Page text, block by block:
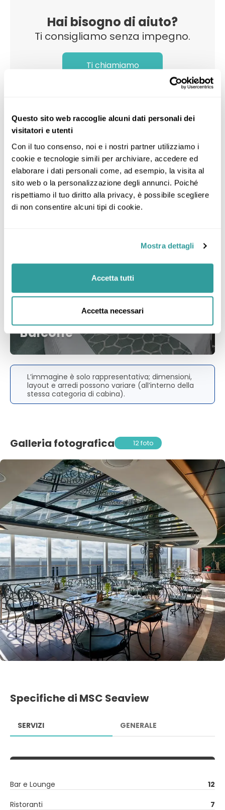
Questo sito web raccoglie alcuni dati personali dei
visitatori e utenti
Con il tuo consenso, noi e i nostri partner utilizziamo i
cookie e tecnologie simili per archiviare, accedere ed
elaborare i dati personali come, ad esempio, la visita al
sito web o la personalizzazione degli annunci. Poiché
rispettiamo il tuo diritto alla privacy, è possibile scegliere
di non consentire alcuni tipi di cookie.
Mostra dettagli
Accetta tutti
Accetta necessari
Hai bisogno di aiuto?
Ti consigliamo senza impegno.
Ti chiamiamo
Categorie di MSC Seaview
Balcone
L’immagine è solo rappresentativa; dimensioni,
layout e arredi possono variare (all’interno della
stessa categoria di cabina).
Galleria fotografica 12 foto
Specifiche di MSC Seaview
SERVIZI GENERALE
Bar e Lounge
12
Ristoranti
7